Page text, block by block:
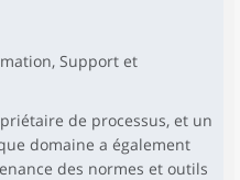
Support et
de processus, et un
domaine a également
des normes et outils